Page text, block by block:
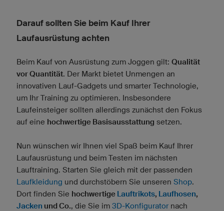
Darauf sollten Sie beim Kauf Ihrer
Laufausrüstung achten
Beim Kauf von Ausrüstung zum Joggen gilt: Qualität
vor Quantität. Der Markt bietet Unmengen an
innovativen Lauf-Gadgets und smarter Technologie,
um Ihr Training zu optimieren. Insbesondere
Laufeinsteiger sollten allerdings zunächst den Fokus
auf eine hochwertige Basisausstattung setzen.
Nun wünschen wir Ihnen viel Spaß beim Kauf Ihrer
Laufausrüstung und beim Testen im nächsten
Lauftraining. Starten Sie gleich mit der passenden
Laufkleidung und durchstöbern Sie unseren Shop.
Dort finden Sie hochwertige Lauftrikots, Laufhosen,
Jacken und Co., die Sie im 3D-Konfigurator nach